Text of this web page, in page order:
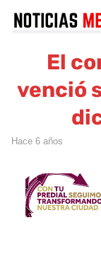
El
venció
hace 6 años